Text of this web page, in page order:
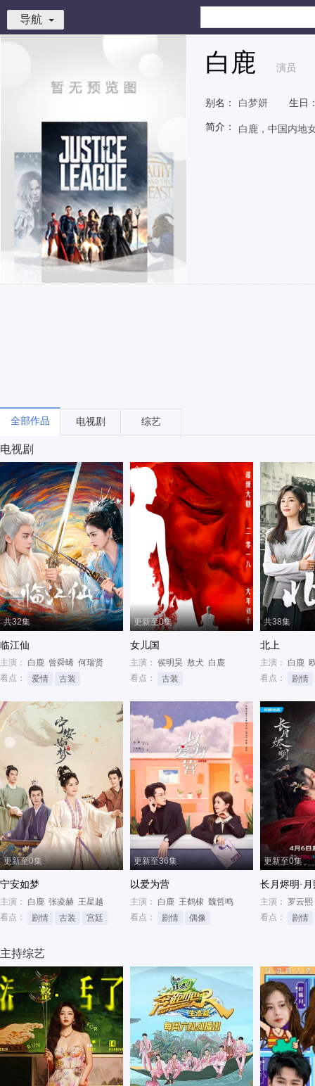
导航
白鹿 演员
别名： 白梦妍 生日
简介： 白鹿，中国内地
全部作品 电视剧 综艺
电视剧
共32集
临江仙
主演： 白鹿 曾舜晞 何瑞贤
看点：
爱情 古装
更新至0集
女儿国
主演： 侯明昊 敖犬 白鹿
看点：
古装
共38集
北上
主演： 白鹿
看点：
剧情
更新至0集
宁安如梦
主演： 白鹿 张凌赫 王星越
看点：
剧情 古装 宫廷
更新至36集
以爱为营
主演： 白鹿 王鹤棣 魏哲鸣
看点：
剧情 偶像
更新至0集
长月烬明·
主演： 罗云熙
看点：
剧情
主持综艺